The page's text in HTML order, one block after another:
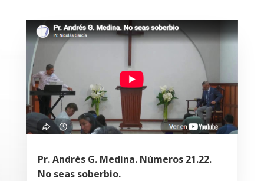
Pr. Andrés G. Medina. Números 21.22.
No seas soberbio.